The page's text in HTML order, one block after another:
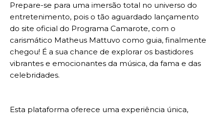
Prepare-se para uma imersão total no universo do
entretenimento, pois o tão aguardado lançamento
do site oficial do Programa Camarote, com o
carismático Matheus Mattuvo como guia, finalmente
chegou! É a sua chance de explorar os bastidores
vibrantes e emocionantes da música, da fama e das
celebridades.
Esta plataforma oferece uma experiência única,